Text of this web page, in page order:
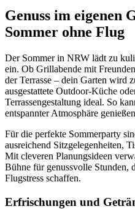
Genuss im eigenen
Sommer ohne Flug
Der Sommer in NRW lädt zu
ein. Ob Grillabende mit
der Terrasse – dein Garten wird
ausgestattete Outdoor-Küche
Terrassengestaltung ideal. So
entspannter Atmosphäre
Für die perfekte Sommerparty
ausreichend Sitzgelegenheiten,
Mit cleveren Planungsideen
Bühne für genussvolle Stunden,
Flugstress schaffen.
Erfrischungen und